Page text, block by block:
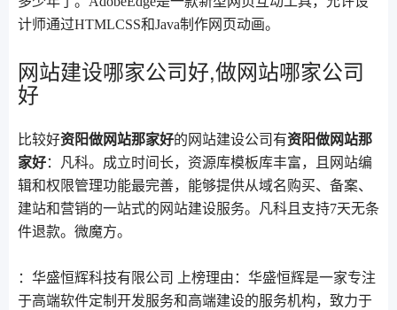
计师通过HTMLCSS和Java制作网页动画。
网站建设哪家公司好,做网站哪家公司
好
比较好资阳做网站那家好的网站建设公司有资阳做网站那
家好：凡科。成立时间长，资源库模板库丰富，且网站编
辑和权限管理功能最完善，能够提供从域名购买、备案、
建站和营销的一站式的网站建设服务。凡科且支持7天无条
件退款。微魔方。
：华盛恒辉科技有限公司 上榜理由：华盛恒辉是一家专注
于高端软件定制开发服务和高端建设的服务机构，致力于